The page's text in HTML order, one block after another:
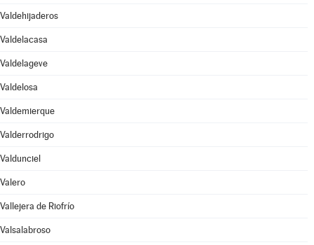
Valdehijaderos
Valdelacasa
Valdelageve
Valdelosa
Valdemierque
Valderrodrigo
Valdunciel
Valero
Vallejera de Riofrío
Valsalabroso